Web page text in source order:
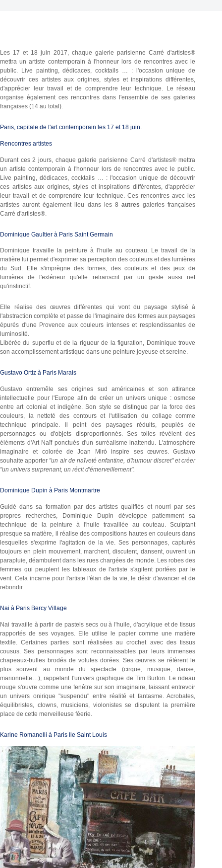
Les 17 et 18 juin 2017, chaque galerie parisienne Carré d'artistes®
mettra un artiste contemporain à l'honneur lors de rencontres avec le
public. Live painting, dédicaces, cocktails … : l'occasion unique de
découvrir ces artistes aux origines, styles et inspirations différentes,
d'apprécier leur travail et de comprendre leur technique. Le réseau
organise également ces rencontres dans l'ensemble de ses galeries
françaises (14 au total).
Paris, capitale de l'art contemporain les 17 et 18 juin.
Rencontres artistes
Durant ces 2 jours, chaque galerie parisienne Carré d'artistes® mettra
un artiste contemporain à l'honneur lors de rencontres avec le public.
Live painting, dédicaces, cocktails … : l'occasion unique de découvrir
ces artistes aux origines, styles et inspirations différentes, d'apprécier
leur travail et de comprendre leur technique. Ces rencontres avec les
artistes auront également lieu dans les 8 autresgaleries françaises
Carré d'artistes®.
Dominique Gaultier à Paris Saint Germain
Dominique travaille la peinture à l'huile au couteau. Le travail de la
matière lui permet d'exprimer sa perception des couleurs et des lumières
du Sud. Elle s'imprègne des formes, des couleurs et des jeux de
lumières de l'extérieur qu'elle retranscrit par un geste aussi net
qu'instinctif.
Elle réalise des œuvres différentes qui vont du paysage stylisé à
l'abstraction complète et passe de l'imaginaire des formes aux paysages
épurés d'une Provence aux couleurs intenses et resplendissantes de
luminosité.
Libérée du superflu et de la rigueur de la figuration, Dominique trouve
son accomplissement artistique dans une peinture joyeuse et sereine.
Gustavo Ortiz à Paris Marais
Gustavo entremêle ses origines sud américaines et son attirance
intellectuelle pour l'Europe afin de créer un univers unique : osmose
entre art colonial et indigène. Son style se distingue par la force des
couleurs, la netteté des contours et l'utilisation du collage comme
technique principale. Il peint des paysages réduits, peuplés de
personnages ou d'objets disproportionnés. Ses toiles révèlent des
éléments d'Art Naïf ponctués d'un surréalisme inattendu. L'atmosphère
imaginaire et colorée de Joan Miró inspire ses œuvres. Gustavo
souhaite apporter "un air de naïveté enfantine, d'humour discret" et créer
"un univers surprenant, un récit d'émerveillement".
Dominique Dupin à Paris Montmartre
Guidé dans sa formation par des artistes qualifiés et nourri par ses
propres recherches, Dominique Dupin développe patiemment sa
technique de la peinture à l'huile travaillée au couteau. Sculptant
presque sa matière, il réalise des compositions hautes en couleurs dans
lesquelles s'exprime l'agitation de la vie. Ses personnages, capturés
toujours en plein mouvement, marchent, discutent, dansent, ouvrent un
parapluie, déambulent dans les rues chargées de monde. Les robes des
femmes qui peuplent les tableaux de l'artiste s'agitent portées par le
vent. Cela incarne pour l'artiste l'élan de la vie, le désir d'avancer et de
rebondir.
Nai à Paris Bercy Village
Nai travaille à partir de pastels secs ou à l'huile, d'acrylique et de tissus
rapportés de ses voyages. Elle utilise le papier comme une matière
textile. Certaines parties sont réalisées au crochet avec des tissus
cousus. Ses personnages sont reconnaissables par leurs immenses
chapeaux-bulles brodés de volutes dorées. Ses œuvres se réfèrent le
plus souvent au monde du spectacle (cirque, musique, danse,
marionnette…), rappelant l'univers graphique de Tim Burton. Le rideau
rouge s'ouvre comme une fenêtre sur son imaginaire, laissant entrevoir
un univers onirique "suspendu" entre réalité et fantasme. Acrobates,
équilibristes, clowns, musiciens, violonistes se disputent la première
place de cette merveilleuse féerie.
Karine Romanelli à Paris Ile Saint Louis